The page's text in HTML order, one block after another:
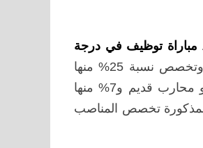
مباراة توظيف في درجة
، وتخصص نسبة 25% منها
لفائدة الأشخاص المتوفرين على صفة مقاوم أو مكفول الأمة، أو عسكري قديم، أو محارب قديم و7% منها
تخصص المناصب